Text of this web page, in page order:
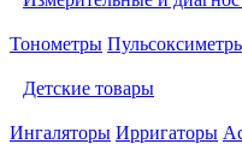
Тонометры
Детские товары
Ингаляторы Ирригаторы